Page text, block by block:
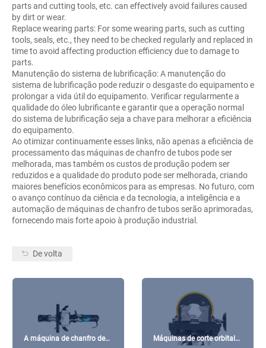
parts and cutting tools, etc. can effectively avoid failures caused
by dirt or wear.
Replace wearing parts: For some wearing parts, such as cutting
tools, seals, etc., they need to be checked regularly and replaced in
time to avoid affecting production efficiency due to damage to
parts.
Manutenção do sistema de lubrificação: A manutenção do
sistema de lubrificação pode reduzir o desgaste do equipamento e
prolongar a vida útil do equipamento. Verificar regularmente a
qualidade do óleo lubrificante e garantir que a operação normal
do sistema de lubrificação seja a chave para melhorar a eficiência
do equipamento.
Ao otimizar continuamente esses links, não apenas a eficiência de
processamento das máquinas de chanfro de tubos pode ser
melhorada, mas também os custos de produção podem ser
reduzidos e a qualidade do produto pode ser melhorada, criando
maiores benefícios econômicos para as empresas. No futuro, com
o avanço contínuo da ciência e da tecnologia, a inteligência e a
automação de máquinas de chanfro de tubos serão aprimoradas,
fornecendo mais forte apoio à produção industrial.
De volta
A máquina de chanfro de
Máquinas de corte orbital